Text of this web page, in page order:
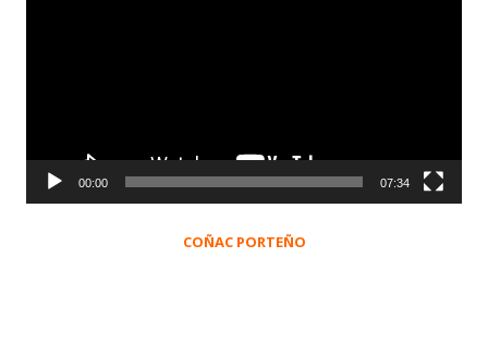
00:00 07:34
COÑAC PORTEÑO